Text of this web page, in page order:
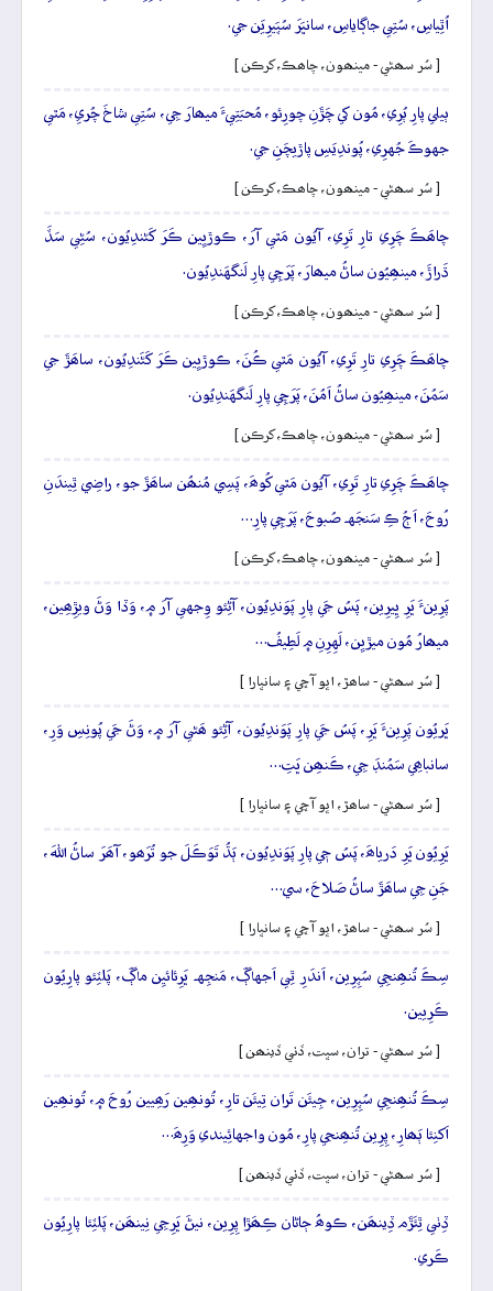
اُٿِياسِ، سُتِي جاڳاياسِ، سانڀَرَ سُپَيرِيَن جي.
[ سُر سھڻي - مينھون، چاھڪ، کرڪن ]
ٻيلي پارِ ٻُرِي، مُون کي چَڙَنِ چورِئو، مُحبَتِيءَ ميھارَ جِي، سُتِي شاخَ چُريِ، مَٿي
جهوڪَ جُهرِي، پُوندِيَسِ پاڙيچَنِ جي.
[ سُر سھڻي - مينھون، چاھڪ، کرڪن ]
چاھَڪَ چَرِي تارِ تَرِي، آيُون مَٿي آرَ، ڪوڙيِين ڪَرَ کَڻندِيُون، سُڻِي سَڏَ
ڌَراڙَ، مينھِيُون ساڻُ ميھارَ، پَرَچِي پارِ لَنگهَندِيُون.
[ سُر سھڻي - مينھون، چاھڪ، کرڪن ]
چاھَڪَ چَرِي تارِ تَرِي، آيُون مَٿي ڪُنَ، ڪوڙيِين ڪَرَ کَڻَندِيُون، ساھَڙَ جي
سَمُنَ، مينھِيُون ساڻُ اَمُنَ، پَرَچِي پارِ لَنگهَندِيُون.
[ سُر سھڻي - مينھون، چاھڪ، کرڪن ]
چاھَڪَ چَرِي تارِ تَرِي، آيُون مَٿي کُوھَ، پَسِي مُنھُن ساھَڙَ جو، راضِي ٿِيندَنِ
رُوحَ، اَڄُ ڪِ سَنجَهہ صُبوحَ، پَرَچِي پارِ…
[ سُر سھڻي - مينھون، چاھڪ، کرڪن ]
پَرِينءَ ڀَرِ ڀِيرِين، پَسُ جَي پارِ پَوَندِيُون، آڻِئو وِجهي آرَ ۾، وَڏا وَڻَ ويڙِھِين،
ميھارُ مُون ميڙيِن، لَهِرِنِ ۾ لَطِيفُ…
[ سُر سھڻي - ساھڙ، اڀو آڇي ۽ سانڀارا ]
ڀَريُون پَرِينءَ ڀَرِ، پَسُ جَي پارِ پَوَندِيُون، آڻِئو ھَڻي آرَ ۾، وَڻَ جَي پُونِسِ وَرِ،
سانباھِي سَمُنڊَ جِي، ڪَنھِن ڀَتِ…
[ سُر سھڻي - ساھڙ، اڀو آڇي ۽ سانڀارا ]
ڀَرِيُون ڀَرِ دَرياھَ، پَسُ جٖي پارِ پَوَندِيُون، ٻَڌُ تَوَڪَلَ جو تُرَھو، آھَرَ ساڻُ اللهَ،
جَنِ جِي ساھَڙَ ساڻُ صَلاحَ، سي…
[ سُر سھڻي - ساھڙ، اڀو آڇي ۽ سانڀارا ]
سِڪَ تُنھِنجِي سُپِرِين، اَندَرِ ٿِي اَجهاڳَ، مَنجِهہ ڀَرِئائيِن ماڳَ، پَلٽِئو پارِيُون
ڪَرِيين.
[ سُر سھڻي - تران، سڀت، ڏٺي ڏينھن ]
سِڪَ تُنھِنجِي سُپِرِين، جِيئَن تَران تِيئَن تارِ، تُونھِين رَھِيين رُوحَ ۾، تُونھِين
اَکنِئا ٻَھارِ، پِرِين تُنھِنجي پارِ، مُون واجهائِيندي وَرِھَ…
[ سُر سھڻي - تران، سڀت، ڏٺي ڏينھن ]
ڏِٺي ٿِئَڙَم ڏِينھَن، ڪوھُ ڄاڻان ڪِھَڙا پِرِين، نيڻَ ڀَرِجِي نِينھَن، پَلٽِئا پارِيُون
ڪَري.